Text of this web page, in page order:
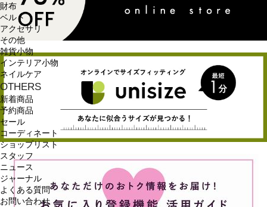
財布
ベルト
アクセサリ
その他
雑貨小物
インテリア小物
ネイルケア
OTHERS
新着商品
予約商品
セール
コーディネート
ショップリスト
スタッフ
ニュース
ジャーナル
よくある質問
お問い合わせ